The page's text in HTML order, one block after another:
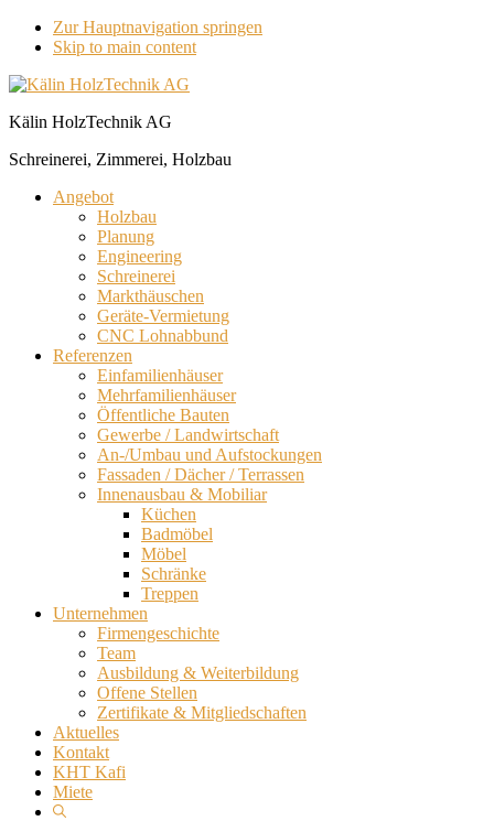
Zur Hauptnavigation springen
Skip to main content
Kälin HolzTechnik AG
Schreinerei, Zimmerei, Holzbau
Angebot
Holzbau
Planung
Engineering
Schreinerei
Markthäuschen
Geräte-Vermietung
CNC Lohnabbund
Referenzen
Einfamilienhäuser
Mehrfamilienhäuser
Öffentliche Bauten
Gewerbe / Landwirtschaft
An-/Umbau und Aufstockungen
Fassaden / Dächer / Terrassen
Innenausbau & Mobiliar
Küchen
Badmöbel
Möbel
Schränke
Treppen
Unternehmen
Firmengeschichte
Team
Ausbildung & Weiterbildung
Offene Stellen
Zertifikate & Mitgliedschaften
Aktuelles
Kontakt
KHT Kafi
Miete
Show